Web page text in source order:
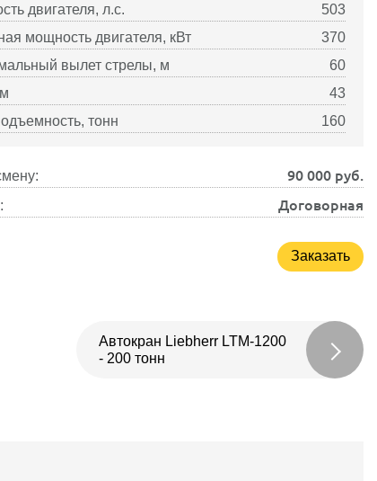
двигателя, л.с.
503
мощность двигателя, кВт
370
вылет стрелы, м
60
43
тонн
160
90 000 руб.
Договорная
Заказать
Автокран Liebherr LTM-1200
- 200 тонн